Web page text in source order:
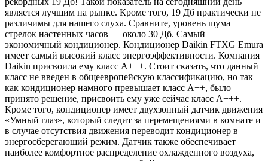
является лучшим на рынке. Кроме того, 19 Дб практически не
различимы для нашего слуха. Сравните, уровень шума
стрелок настенных часов — около 30 Дб. Самый
экономичный кондиционер. Кондиционер Daikin FTXG Emura
имеет самый высокий класс энергоэффективности. Компания
Daikin присвоила ему класс А+++. Стоит сказать, что данный
класс не введен в общеевропейскую классификацию, но так
как кондиционер намного превышает класс А++, было
принято решение, присвоить ему уже сейчас класс А+++.
Кроме того, кондиционер имеет двухзонный датчик движения
«Умный глаз», который следит за перемещениями в комнате и
в случае отсутствия движения переводит кондиционер в
энергосберегающий режим. Датчик также обеспечивает
наиболее комфортное распределение охлажденного воздуха,